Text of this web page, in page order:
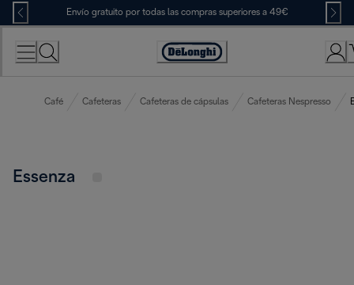
Skip
to
Content
Envío gratuito por todas las compras superiores a 49€
Accessibility
Café Cafeteras Cafeteras de cápsulas Cafeteras Nespresso
Essenza